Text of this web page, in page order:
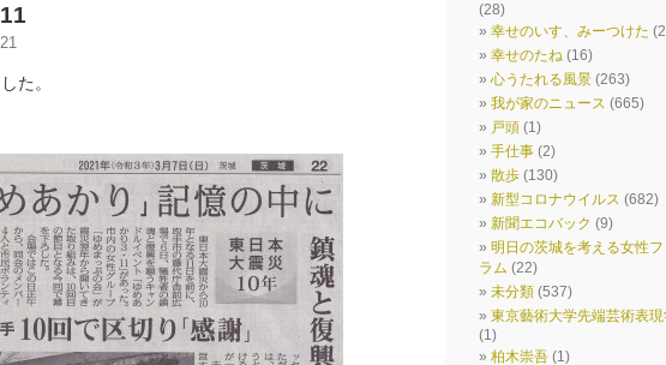
た。
(28)
幸せのいす、みーつけた
幸せのたね (16)
心うたれる風景 (263)
我が家のニュース (665)
戸頭 (1)
手仕事 (2)
散歩 (130)
新型コロナウイルス (682)
新聞エコバック (9)
明日の茨城を考える女性フ
ラム (22)
未分類 (537)
東京藝術大学先端芸術表
(1)
柏木崇吾 (1)